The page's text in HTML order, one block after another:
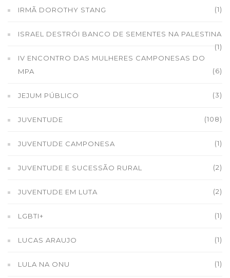
IRMÃ DOROTHY STANG (1)
ISRAEL DESTRÓI BANCO DE SEMENTES NA PALESTINA
(1)
IV ENCONTRO DAS MULHERES CAMPONESAS DO
MPA
(6)
JEJUM PÚBLICO (3)
JUVENTUDE (108)
JUVENTUDE CAMPONESA (1)
JUVENTUDE E SUCESSÃO RURAL (2)
JUVENTUDE EM LUTA (2)
LGBTI+ (1)
LUCAS ARAUJO (1)
LULA NA ONU (1)